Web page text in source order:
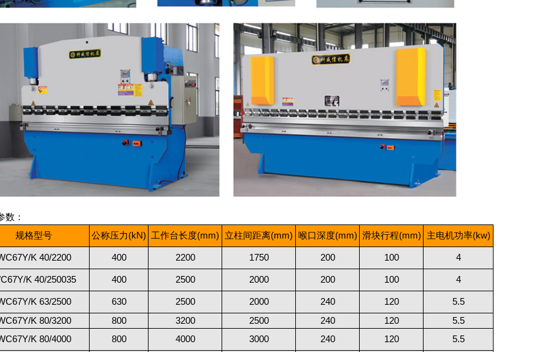
数：
规格型号
公称压力(kN) 工作台长度(mm) 立柱间距离(mm) 喉口深度(mm) 滑块行程(mm) 主电机功率(kw)
K 40/2200 400 2200 1750 200 100 4
K 40/250035 400 2500 2000 200 100 4
K 63/2500 630 2500 2000 240 120
5.5
K 80/3200
800 3200 2500 240 120
5.5
K 80/4000
800 4000 3000 240 120
5.5